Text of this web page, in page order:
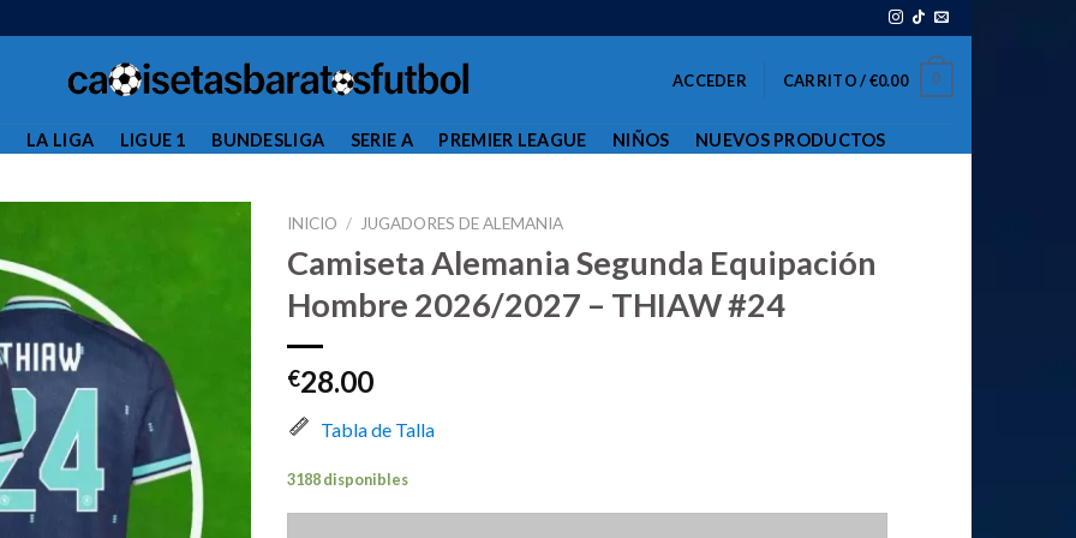
ACCEDER CARRITO /€0.00 0
LA LIGA LIGUE 1 BUNDESLIGA SERIE A PREMIER LEAGUE NIÑOS NUEVOS PRODUCTOS
INICIO / JUGADORES DE ALEMANIA
Camiseta Alemania Segunda Equipación
Hombre 2026/2027 – THIAW #24
€28.00
Tabla de Talla
3188 disponibles